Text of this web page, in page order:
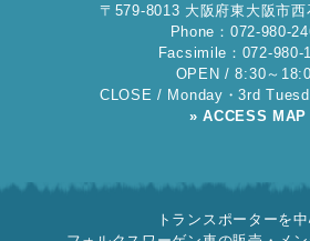
〒579-8013 大阪府東大阪市西
Phone：072-980-
Facsimile：072-980-
OPEN / 8:30～
CLOSE / Monday・3rd
» ACCESS MAP
トランスポーターを中